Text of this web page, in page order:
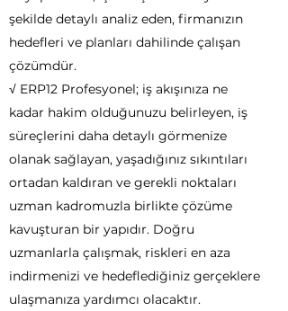
şekilde detaylı analiz eden, firmanızın
hedefleri ve planları dahilinde çalışan
çözümdür.
√ ERP12 Profesyonel; iş akışınıza ne
kadar hakim olduğunuzu belirleyen, iş
süreçlerini daha detaylı görmenize
olanak sağlayan, yaşadığınız sıkıntıları
ortadan kaldıran ve gerekli noktaları
uzman kadromuzla birlikte çözüme
kavuşturan bir yapıdır. Doğru
uzmanlarla çalışmak, riskleri en aza
indirmenizi ve hedeflediğiniz gerçeklere
ulaşmanıza yardımcı olacaktır.